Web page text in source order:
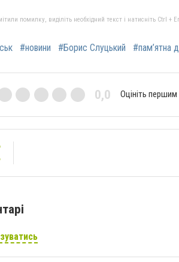
помилку, виділіть необхідний текст і натисніть Ctrl +
#новини #Борис Слуцький #пам’ятна
0,0 Оцініть першим